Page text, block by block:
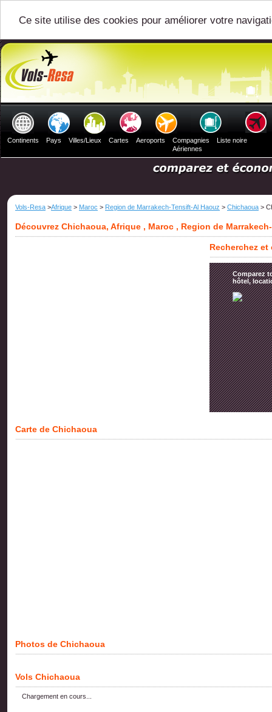
Ce site utilise des cookies pour améliorer votre
Continents Pays Villes/Lieux Cartes Aeroports
Compagnies
Aériennes
Liste noire
Vols-Resa >Afrique > Maroc > Region de Marrakech-Tensift-Al Haouz > Chichaoua >
Découvrez Chichaoua, Afrique , Maroc , Region de
Recherchez
Comparez
hôtel,
Carte de Chichaoua
Photos de Chichaoua
Vols Chichaoua
Chargement en cours...